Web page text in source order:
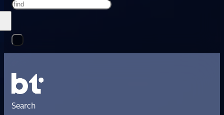
Search